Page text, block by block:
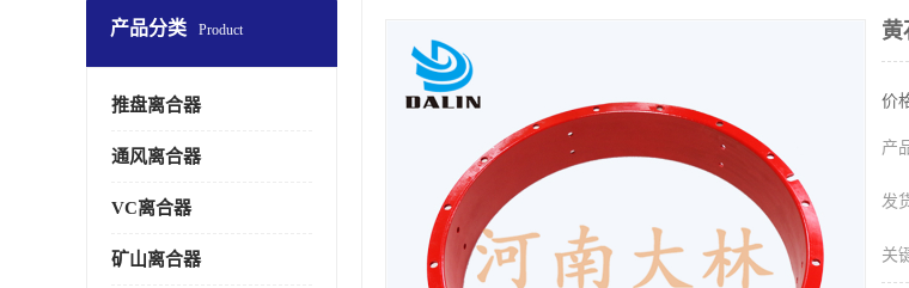
产品分类 Product
推盘离合器
通风离合器
VC离合器
矿山离合器
黄
价
产
发
关